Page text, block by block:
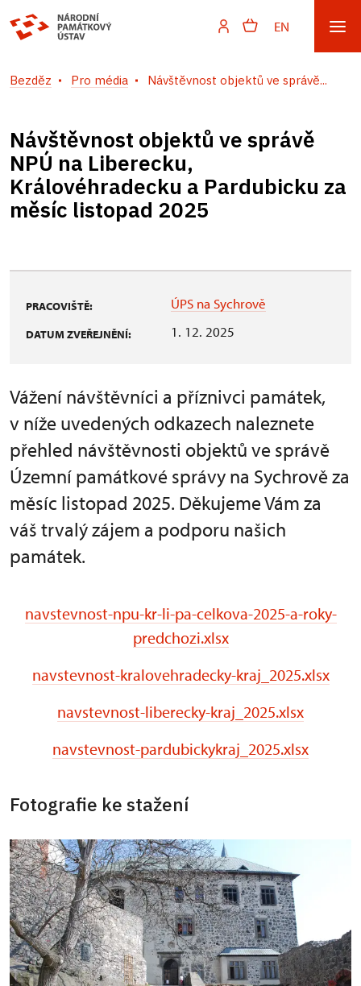
EN
Bezděz Pro média Návštěvnost objektů ve správě...
Návštěvnost objektů ve správě
NPÚ na Liberecku,
Královéhradecku a Pardubicku za
měsíc listopad 2025
PRACOVIŠTĚ: ÚPS na Sychrově
DATUM ZVEŘEJNĚNÍ: 1. 12. 2025
Vážení návštěvníci a příznivci památek,
v níže uvedených odkazech naleznete
přehled návštěvnosti objektů ve správě
Územní památkové správy na Sychrově za
měsíc listopad 2025. Děkujeme Vám za
váš trvalý zájem a podporu našich
památek.
navstevnost-npu-kr-li-pa-celkova-2025-a-roky-
predchozi.xlsx
navstevnost-kralovehradecky-kraj_2025.xlsx
navstevnost-liberecky-kraj_2025.xlsx
navstevnost-pardubickykraj_2025.xlsx
Fotografie ke stažení